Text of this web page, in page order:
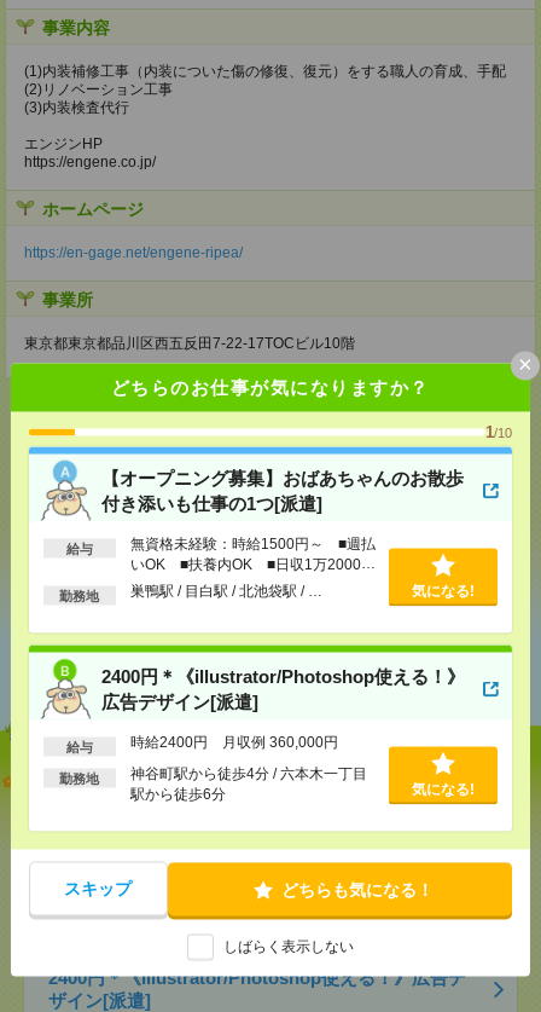
どちらのお仕事が気になりますか？
1/10
【オープニング募集】おばあちゃんのお散歩
付き添いも仕事の1つ[派遣]
給与
無資格未経験：時給1500円～ ■週払
いOK ■扶養内OK ■日収1万2000円
以上
勤務地 巣鴨駅 / 目白駅 / 北池袋駅 / … 気になる!
2400円＊《illustrator/Photoshop使える！》
広告デザイン[派遣]
給与 時給2400円 月収例 360,000円
勤務地
神谷町駅から徒歩4分 / 六本木一丁目
駅から徒歩6分
気になる!
スキップ どちらも気になる！
しばらく表示しない
×
事業内容
(1)内装補修工事（内装についた傷の修復、復元）をする職人の育成、手配
(2)リノベーション工事
(3)内装検査代行
エンジンHP
https://engene.co.jp/
ホームページ
https://en-gage.net/engene-ripea/
事業所
東京都東京都品川区西五反田7‐22‐17TOCビル10階
応募ページへ
気になる！
あなたの閲覧履歴からの
おすすめ
【オープニング募集】おばあちゃんのお散歩付き添
いも仕事の1つ[派遣]
[給 与]無資格未経験：時給1500円～ ■週払い
OK ■扶養内OK ■日収1万2000円以上
[交通費]交通費全額支給
[勤務地]巣鴨駅/目白駅/北池袋駅/…
気になる！
2400円＊《illustrator/Photoshop使える！》広告デ
ザイン[派遣]